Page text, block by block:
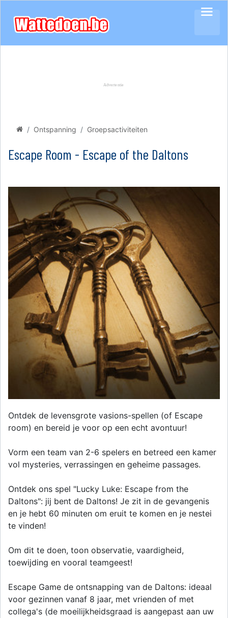
Ontspanning Groepsactiviteiten
Escape Room - Escape of the Daltons
Ontdek de levensgrote vasions-spellen (of Escape
room) en bereid je voor op een echt avontuur!
Vorm een team van 2-6 spelers en betreed een kamer
vol mysteries, verrassingen en geheime passages.
Ontdek ons spel "Lucky Luke: Escape from the
Daltons": jij bent de Daltons! Je zit in de gevangenis
en je hebt 60 minuten om eruit te komen en je nestei
te vinden!
Om dit te doen, toon observatie, vaardigheid,
toewijding en vooral teamgeest!
Escape Game de ontsnapping van de Daltons: ideaal
voor gezinnen vanaf 8 jaar, met vrienden of met
collega's (de moeilijkheidsgraad is aangepast aan uw